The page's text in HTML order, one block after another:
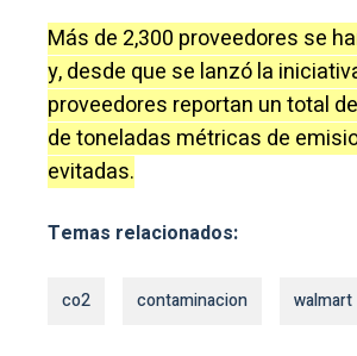
Más de 2,300 proveedores se
y, desde que se lanzó la
proveedores reportan un total
de toneladas métricas de
evitadas.
Temas relacionados:
co2 contaminacion walmart